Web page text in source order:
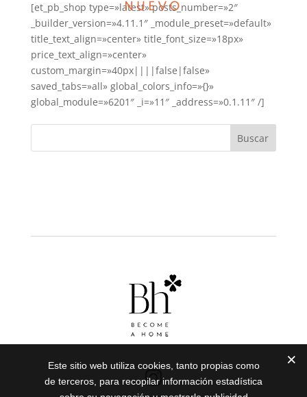
NUEVO
[et_pb_shop type=»latest» posts_number=»2″
_builder_version=»4.11.1″ _module_preset=»default»
title_text_align=»center» title_font_size=»18px»
price_text_align=»center»
custom_margin=»40px||||false|false»
saved_tabs=»all» global_colors_info=»{}»
global_module=»6201″ _i=»11″ _address=»0.1.11″ /]
Este sitio web utiliza cookies, tanto propias como
de terceros, para recopilar información estadística